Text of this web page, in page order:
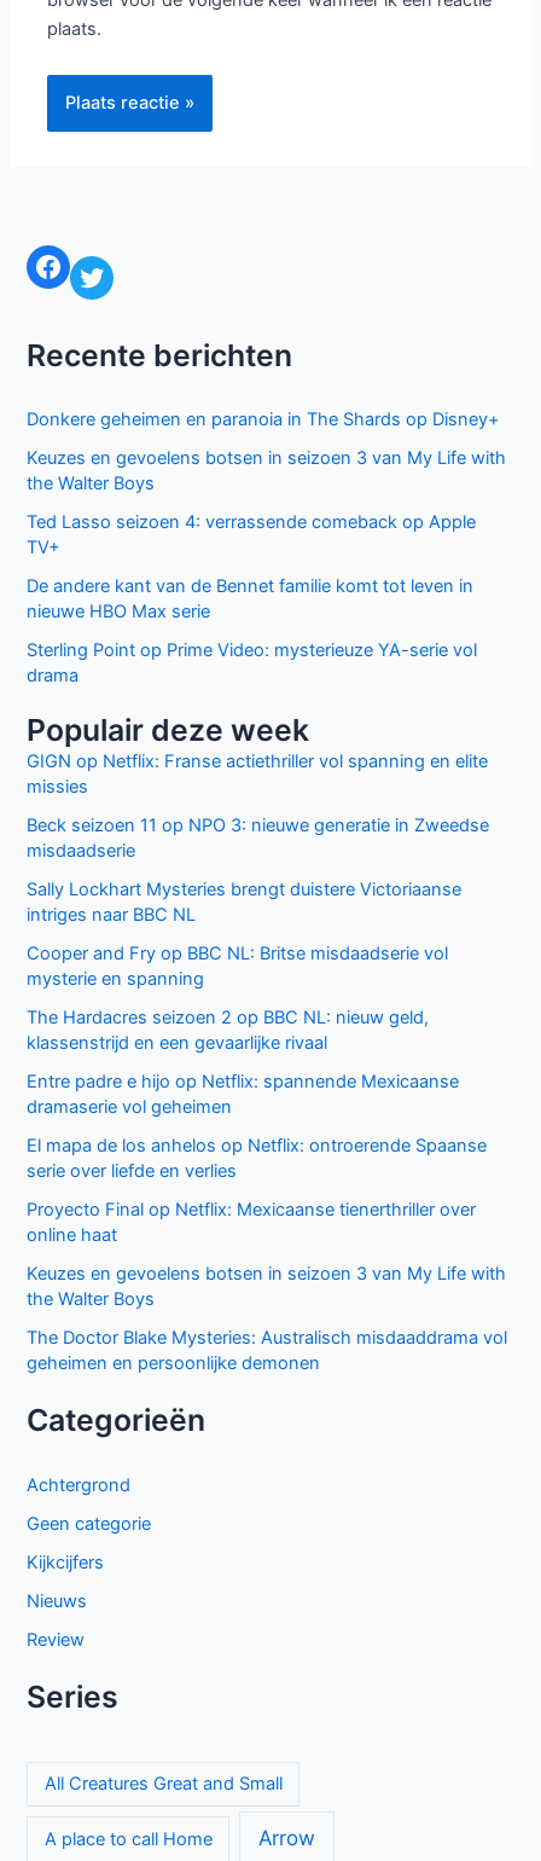
plaats.
Facebook Twitter
Recente berichten
Donkere geheimen en paranoia in The Shards op Disney+
Keuzes en gevoelens botsen in seizoen 3 van My Life with
the Walter Boys
Ted Lasso seizoen 4: verrassende comeback op Apple
TV+
De andere kant van de Bennet familie komt tot leven in
nieuwe HBO Max serie
Sterling Point op Prime Video: mysterieuze YA-serie vol
drama
Populair deze week
GIGN op Netflix: Franse actiethriller vol spanning en elite
missies
Beck seizoen 11 op NPO 3: nieuwe generatie in Zweedse
misdaadserie
Sally Lockhart Mysteries brengt duistere Victoriaanse
intriges naar BBC NL
Cooper and Fry op BBC NL: Britse misdaadserie vol
mysterie en spanning
The Hardacres seizoen 2 op BBC NL: nieuw geld,
klassenstrijd en een gevaarlijke rivaal
Entre padre e hijo op Netflix: spannende Mexicaanse
dramaserie vol geheimen
El mapa de los anhelos op Netflix: ontroerende Spaanse
serie over liefde en verlies
Proyecto Final op Netflix: Mexicaanse tienerthriller over
online haat
Keuzes en gevoelens botsen in seizoen 3 van My Life with
the Walter Boys
The Doctor Blake Mysteries: Australisch misdaaddrama vol
geheimen en persoonlijke demonen
Categorieën
Achtergrond
Geen categorie
Kijkcijfers
Nieuws
Review
Series
All Creatures Great and Small
A place to call Home Arrow